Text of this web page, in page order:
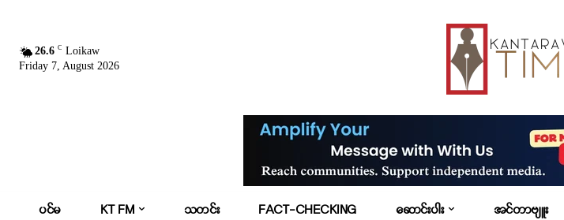
26.6 C Loikaw
Friday 7, August 2026
ပင်မ KT FM သတင်း FACT-CHECKING ဆောင်းပါး အင်တာဗျူး